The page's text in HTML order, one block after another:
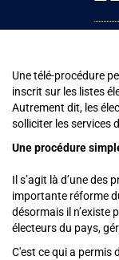
Une télé-procédure
inscrit sur les listes
Autrement dit, les
solliciter les services
Une procédure
Il s’agit là d’une des
importante réforme
désormais il n’existe
électeurs du pays,
C'est ce qui a permis